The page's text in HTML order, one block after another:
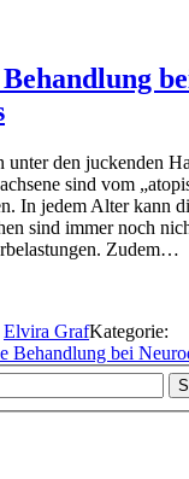
den juckenden
sind vom
In jedem Alter kann
sind immer noch
Zudem…
Elvira GrafKategorie:
Behandlung bei